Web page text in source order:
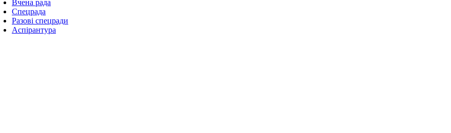
Вчена рада
Спецрада
Разові спецради
Аспірантура